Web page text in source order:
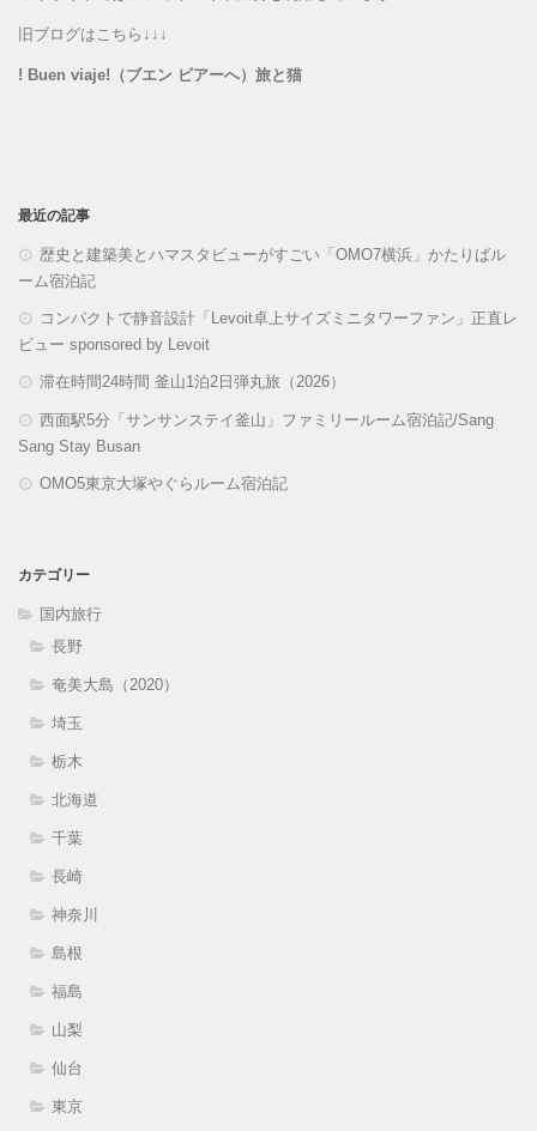
旧ブログはこちら↓↓↓
! Buen viaje!（ブエン ビアーへ）旅と猫
最近の記事
歴史と建築美とハマスタビューがすごい「OMO7横浜」かたりばル
ーム宿泊記
コンパクトで静音設計「Levoit卓上サイズミニタワーファン」正直レ
ビュー sponsored by Levoit
滞在時間24時間 釜山1泊2日弾丸旅（2026）
西面駅5分「サンサンステイ釜山」ファミリールーム宿泊記/Sang
Sang Stay Busan
OMO5東京大塚やぐらルーム宿泊記
カテゴリー
国内旅行
長野
奄美大島（2020）
埼玉
栃木
北海道
千葉
長崎
神奈川
島根
福島
山梨
仙台
東京